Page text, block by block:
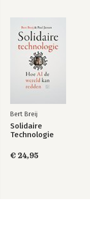
Bert Breij
Solidaire
Technologie
€ 24,95